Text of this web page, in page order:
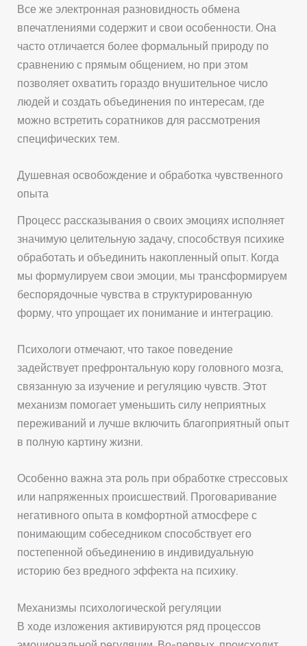
Все же электронная разновидность обмена
впечатлениями содержит и свои особенности. Она
часто отличается более формальный природу по
сравнению с прямым общением, но при этом
позволяет охватить гораздо внушительное число
людей и создать объединения по интересам, где
можно встретить соратников для рассмотрения
специфических тем.
Душевная освобождение и обработка чувственного
опыта
Процесс рассказывания о своих эмоциях исполняет
значимую целительную задачу, способствуя психике
обработать и объединить накопленный опыт. Когда
мы формулируем свои эмоции, мы трансформируем
беспорядочные чувства в структурированную
форму, что упрощает их понимание и интеграцию.
Психологи отмечают, что такое поведение
задействует префронтальную кору головного мозга,
связанную за изучение и регуляцию чувств. Этот
механизм помогает уменьшить силу неприятных
переживаний и лучше включить благоприятный опыт
в полную картину жизни.
Особенно важна эта роль при обработке стрессовых
или напряженных происшествий. Проговаривание
негативного опыта в комфортной атмосфере с
понимающим собеседником способствует его
постепенной объединению в индивидуальную
историю без вредного эффекта на психику.
Механизмы психологической регуляции
В ходе изложения активируются ряд процессов